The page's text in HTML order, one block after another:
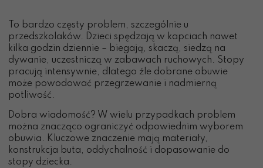
To bardzo częsty problem, szczególnie u
przedszkolaków. Dzieci spędzają w kapciach nawet
kilka godzin dziennie – biegają, skaczą, siedzą na
dywanie, uczestniczą w zabawach ruchowych. Stopy
pracują intensywnie, dlatego źle dobrane obuwie
może powodować przegrzewanie i nadmierną
potliwość.
Dobra wiadomość? W wielu przypadkach problem
można znacząco ograniczyć odpowiednim wyborem
obuwia. Kluczowe znaczenie mają materiały,
konstrukcja buta, oddychalność i dopasowanie do
stopy dziecka.